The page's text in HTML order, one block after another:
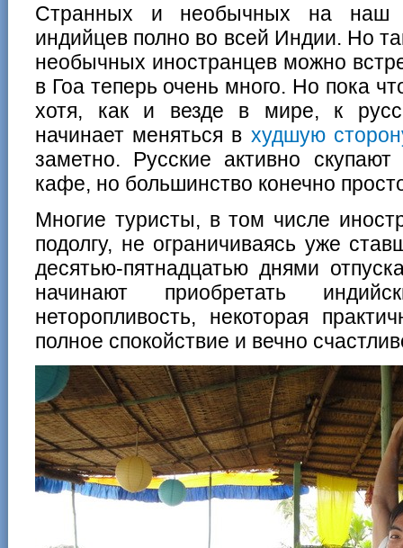
Странных и необычных на наш
индийцев полно во всей Индии. Но
необычных иностранцев можно
в Гоа теперь очень много. Но пока
хотя, как и везде в мире, к
начинает меняться в худшую
заметно. Русские активно
кафе, но большинство конечно
Многие туристы, в том числе
подолгу, не ограничиваясь уже
десятью-пятнадцатью днями
начинают приобретать
неторопливость, некоторая
полное спокойствие и вечно